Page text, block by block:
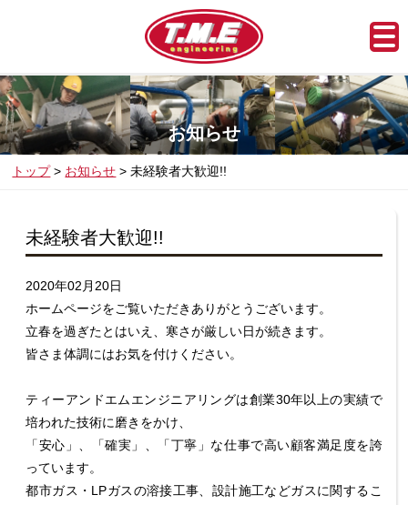
お知らせ
トップ お知らせ 未経験者大歓迎!!
未経験者大歓迎!!
2020年02月20日
ホームページをご覧いただきありがとうございます。
立春を過ぎたとはいえ、寒さが厳しい日が続きます。
皆さま体調にはお気を付けください。
ティーアンドエムエンジニアリングは創業30年以上の実績で
培われた技術に磨きをかけ、
「安心」、「確実」、「丁寧」な仕事で高い顧客満足度を誇
っています。
都市ガス・LPガスの溶接工事、設計施工などガスに関するこ